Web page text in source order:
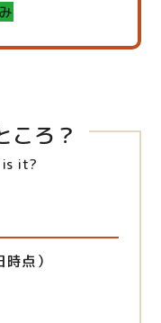
ころ？
it?
点）